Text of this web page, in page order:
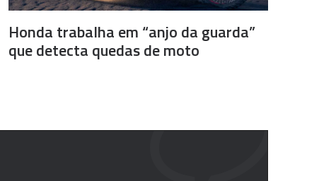
Honda trabalha em “anjo da guarda”
que detecta quedas de moto